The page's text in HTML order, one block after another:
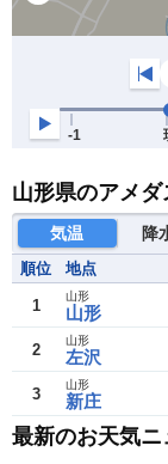
山形県のアメ
気温 降
順位 地点
1 山形
山形
2 左沢
山形
3 新庄
山形
最新のお天気ニ